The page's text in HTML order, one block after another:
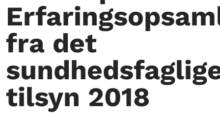
fra det
tilsyn 2018